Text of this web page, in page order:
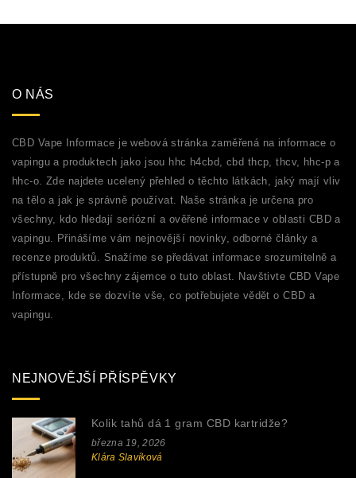
O NÁS
CBD Vape Informace je webová stránka zaměřená na informace o
vapingu a produktech jako jsou hhc h4cbd, cbd thcp, thcv, hhc-p a
hhc-o. Zde najdete ucelený přehled o těchto látkách, jaký mají vliv
na tělo a jak je správně používat. Naše stránka je určena pro
všechny, kdo hledají seriózní a ověřené informace v oblasti CBD a
vapingu. Přinášíme vám nejnovější novinky, odborné články a
recenze produktů. Snažíme se předávat informace srozumitelně a
přístupně pro všechny zájemce o tuto oblast. Navštivte CBD Vape
Informace, kde se dozvíte vše, co potřebujete vědět o CBD a
vapingu.
NEJNOVĚJŠÍ PŘÍSPĚVKY
Kolik tahů dá 1 gram CBD kartridže?
března 19, 2026
Klára Slavíková